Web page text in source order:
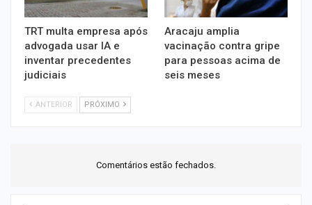
TRT multa empresa após
advogada usar IA e
inventar precedentes
judiciais
Aracaju amplia
vacinação contra gripe
para pessoas acima de
seis meses
ANTERIOR PRÓXIMO
Comentários estão fechados.